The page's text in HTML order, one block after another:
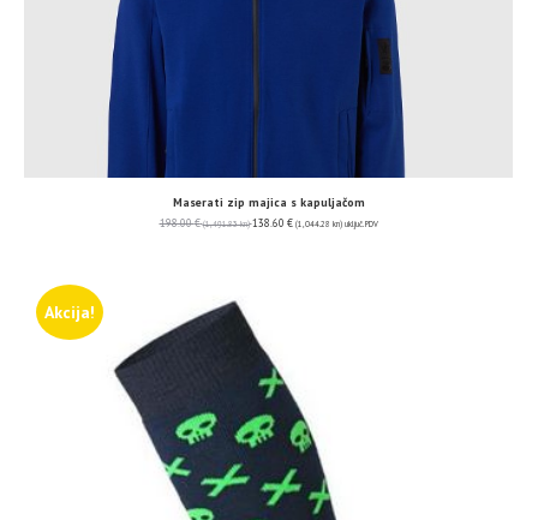
Maserati zip majica s kapuljačom
198.00€ (1,491.83 kn) 138.60 € (1,044.28 kn) uključ. PDV
Akcija!